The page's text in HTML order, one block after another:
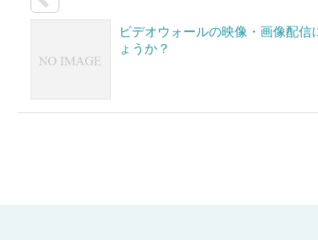
ビデオウォールの映像・画像配
ょうか？